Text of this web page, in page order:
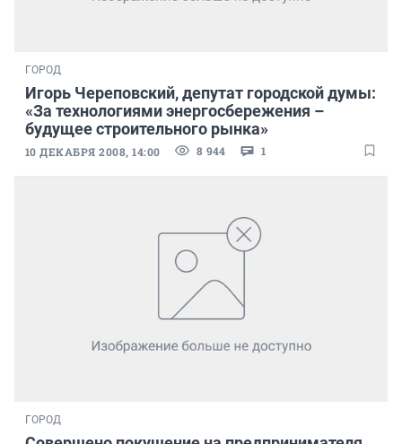
ГОРОД
Игорь Череповский, депутат городской думы:
«За технологиями энергосбережения –
будущее строительного рынка»
10 ДЕКАБРЯ 2008, 14:00 8 944 1
ГОРОД